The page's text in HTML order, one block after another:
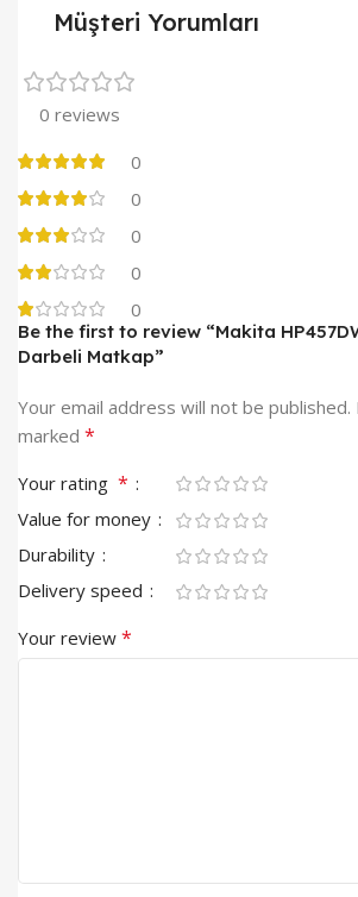
Müşteri Yorumları
0 reviews
0
0
0
0
0
Be the first to review “Makita
Darbeli Matkap”
Your email address will not be published.
marked *
Your rating *
Value for money
Durability
Delivery speed
Your review *